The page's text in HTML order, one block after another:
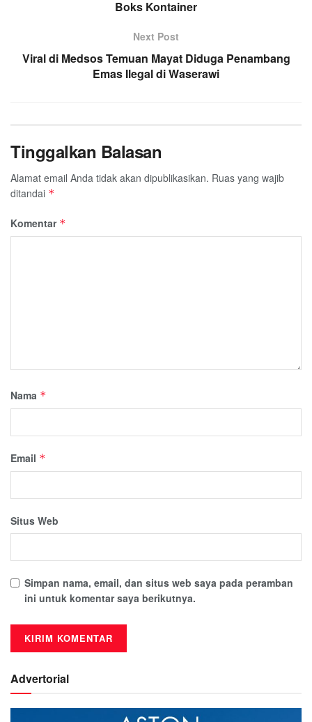
Boks Kontainer
Next Post
Viral di Medsos Temuan Mayat Diduga Penambang
Emas Ilegal di Waserawi
Tinggalkan Balasan
Alamat email Anda tidak akan dipublikasikan. Ruas yang wajib
ditandai *
Komentar *
Nama *
Email *
Situs Web
Simpan nama, email, dan situs web saya pada peramban
ini untuk komentar saya berikutnya.
Advertorial